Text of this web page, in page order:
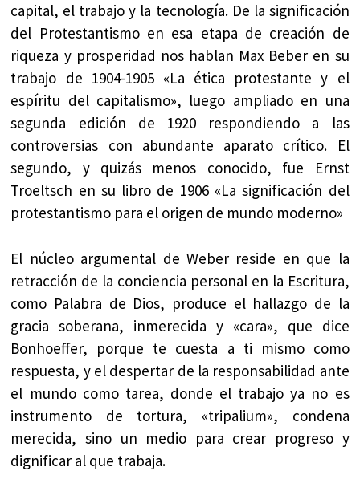
capital, el trabajo y la tecnología. De la significación
del Protestantismo en esa etapa de creación de
riqueza y prosperidad nos hablan Max Beber en su
trabajo de 1904-1905 «La ética protestante y el
espíritu del capitalismo», luego ampliado en una
segunda edición de 1920 respondiendo a las
controversias con abundante aparato crítico. El
segundo, y quizás menos conocido, fue Ernst
Troeltsch en su libro de 1906 «La significación del
protestantismo para el origen de mundo moderno»
El núcleo argumental de Weber reside en que la
retracción de la conciencia personal en la Escritura,
como Palabra de Dios, produce el hallazgo de la
gracia soberana, inmerecida y «cara», que dice
Bonhoeffer, porque te cuesta a ti mismo como
respuesta, y el despertar de la responsabilidad ante
el mundo como tarea, donde el trabajo ya no es
instrumento de tortura, «tripalium», condena
merecida, sino un medio para crear progreso y
dignificar al que trabaja.